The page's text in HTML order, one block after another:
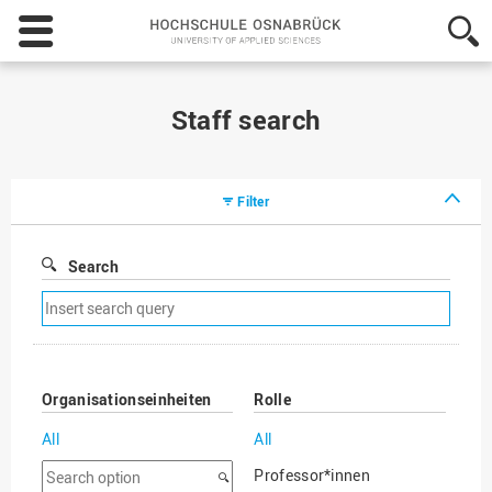
Hochschule
Osnabrück
-
Staff search
Filter
Search
Remove
search
filter
Organisationseinheiten
All
Search
Rolle
All
Professor*innen